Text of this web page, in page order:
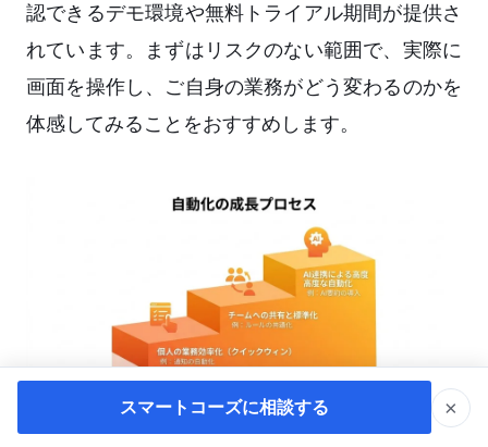
認できるデモ環境や無料トライアル期間が提供さ
れています。まずはリスクのない範囲で、実際に
画面を操作し、ご自身の業務がどう変わるのかを
体感してみることをおすすめします。
スマートコーズに相談する ×